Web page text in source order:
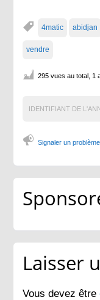
4matic abidjan
vendre
295 vues au total, 1
IDENTIFIANT DE
Signaler un problème
Laisser
Vous devez être